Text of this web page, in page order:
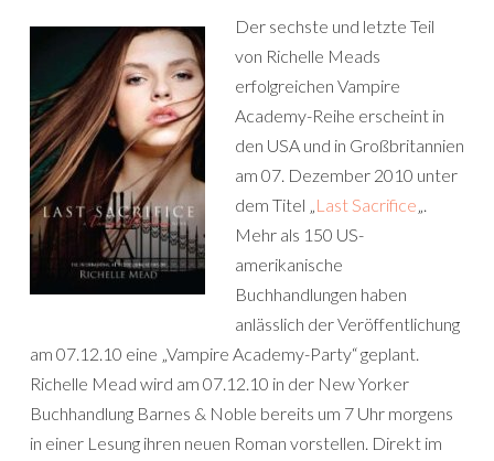
Der sechste und letzte Teil
von Richelle Meads
erfolgreichen Vampire
Academy-Reihe erscheint in
den USA und in Großbritannien
am 07. Dezember 2010 unter
dem Titel „Last Sacrifice„.
Mehr als 150 US-
amerikanische
Buchhandlungen haben
anlässlich der Veröffentlichung
am 07.12.10 eine „Vampire Academy-Party“ geplant.
Richelle Mead wird am 07.12.10 in der New Yorker
Buchhandlung Barnes & Noble bereits um 7 Uhr morgens
in einer Lesung ihren neuen Roman vorstellen. Direkt im